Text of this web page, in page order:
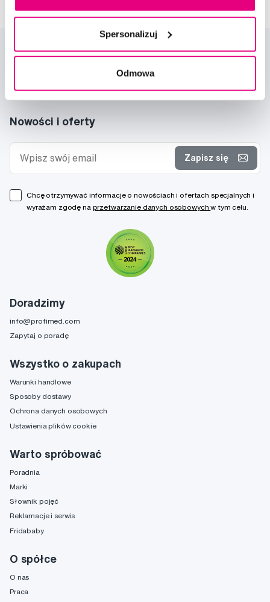
Spersonalizuj
Odmowa
Doradzimy
info@profimed.com
Zapytaj o poradę
Wszystko o zakupach
Warunki handlowe
Sposoby dostawy
Ochrona danych osobowych
Ustawienia plików cookie
Warto spróbować
Poradnia
Marki
Słownik pojęć
Reklamacje i serwis
Fridababy
O spółce
O nas
Praca
Nowości i oferty
Zapisz się
Chcę otrzymywać informacje o nowościach i ofertach specjalnych i
wyrażam zgodę na przetwarzanie danych osobowychw tym celu.